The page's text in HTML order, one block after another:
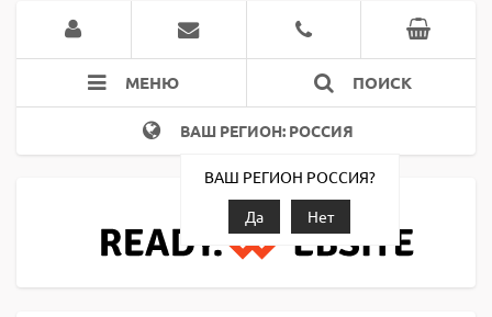
МЕНЮ ПОИСК
ВАШ РЕГИОН: РОССИЯ
ВАШ РЕГИОН РОССИЯ?
Да
Нет